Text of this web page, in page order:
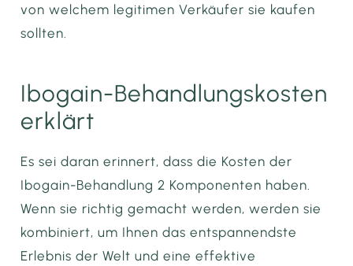
von welchem legitimen Verkäufer sie kaufen
sollten.
Ibogain-Behandlungskosten
erklärt
Es sei daran erinnert, dass die Kosten der
Ibogain-Behandlung 2 Komponenten haben.
Wenn sie richtig gemacht werden, werden sie
kombiniert, um Ihnen das entspannendste
Erlebnis der Welt und eine effektive